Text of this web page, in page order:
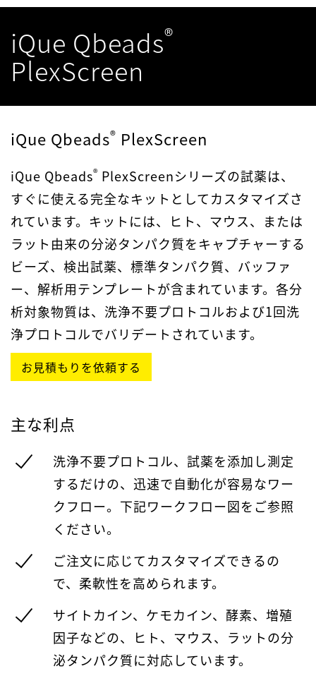
iQue Qbeads®
PlexScreen
iQue Qbeads® PlexScreen
iQue Qbeads® PlexScreenシリーズの試薬は、
すぐに使える完全なキットとしてカスタマイズさ
れています。キットには、ヒト、マウス、または
ラット由来の分泌タンパク質をキャプチャーする
ビーズ、検出試薬、標準タンパク質、バッファ
ー、解析用テンプレートが含まれています。各分
析対象物質は、洗浄不要プロトコルおよび1回洗
浄プロトコルでバリデートされています。
お見積もりを依頼する
主な利点
洗浄不要プロトコル、試薬を添加し測定
するだけの、迅速で自動化が容易なワー
クフロー。下記ワークフロー図をご参照
ください。
ご注文に応じてカスタマイズできるの
で、柔軟性を高められます。
サイトカイン、ケモカイン、酵素、増殖
因子などの、ヒト、マウス、ラットの分
泌タンパク質に対応しています。